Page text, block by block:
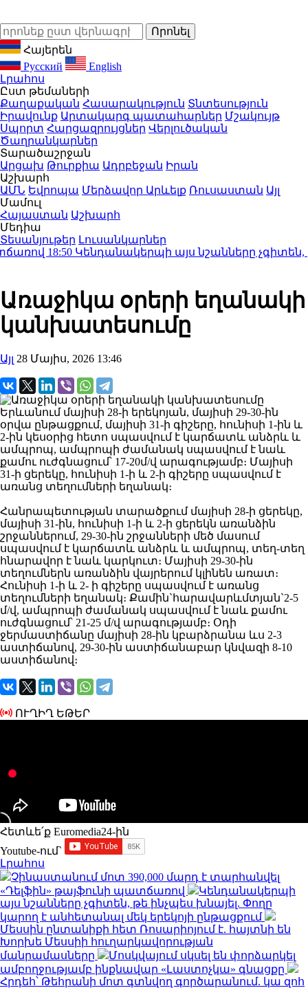
Հայերեն
Русский
English
Լրահոս
Ըստ թեմաների
Քաղաքական Հասարակություն Տնտեսություն
Իրավունք Արտակարգ պատահարներ Մշակույթ
Սպորտ Հարցազրույցներ Վերլուծական
Ծաղրանկարներ
Տարածաշրջան
Արցախ Թուրքիա Ադրբեջան Իրան
Աշխարհ
ԱՄՆ Եվրոպա Մերձավոր Արևելք Ռուսաստան Այլ
Մամուլ
Հայաստան Աշխարհ
Մեդիա
Տեսանյութեր Լուսանկարներ
18:50Կենդանակերպի այս նշանները չգիտեն, թե
Առաջիկա օրերի եղանակի
կանխատեսումը
Այլ 28 Մայիս, 2026 13:46
Երևանում մայիսի 28-ի երեկոյան, մայիսի 29-30-ին
օրվա ընթացքում, մայիսի 31-ի գիշերը, հունիսի 1-ին և
2-ին կեսօրից հետո սպասվում է կարճատև անձրև և
ամպրոպ, ամպրոպի ժամանակ սպասվում է նաև
քամու ուժգնացում՝ 17-20մ/վ արագությամբ։ Մայիսի
31-ի ցերեկը, հունիսի 1-ի և 2-ի գիշերը սպասվում է
առանց տեղումների եղանակ։
Հանրապետության տարածքում մայիսի 28-ի ցերեկը,
մայիսի 31-ին, հունիսի 1-ի և 2-ի ցերեկն առանձին
շրջաններում, 29-30-ին շրջանների մեծ մասում
սպասվում է կարճատև անձրև և ամպրոպ, տեղ-տեղ
հնարավոր է նաև կարկուտ։ Մայիսի 29-30-ին
տեղումներն առանձին վայրերում կլինեն առատ։
Հունիսի 1-ի և 2- ի գիշերը սպասվում է առանց
տեղումների եղանակ։ Քամին`հարավարևմտյան`2-5
մ/վ, ամպրոպի ժամանակ սպասվում է նաև քամու
ուժգնացում՝ 21-25 մ/վ արագությամբ։ Օդի
ջերմաստիճանը մայիսի 28-ին կբարձրանա ևս 2-3
աստիճանով, 29-30-ին աստիճանաբար կնվազի 8-10
աստիճանով։
ՈՒՂԻՂ ԵԹԵՐ
Հետևե՛ք Euromedia24-ին
Youtube-ում`
Լրահոս
Չինաստանում մոտ 390,000 մարդ է տարհանվել
«Դելֆին» թայֆունի պատճառով
Կենդանակերպի
այս նշանները չգիտեն, թե ինչպես խնայել. Փողը
կարող է անհետանալ մեկ երեկոյի ընթացքում
Մեսսին ընտանիքի հետ Ռոսարիոյում է. հայտնի են
Խորխե Մեսսիի հուղարկավորության
մանրամասները
Մոսկվայում սկսել են փորձարկել
ամբողջությամբ ինքնավար «Լաստոչկա» գնացքը
Հրդեհ՝ Թեհրանի մոտ գտնվող գործարանում. կա զոհ